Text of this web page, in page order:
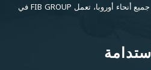
مكاتب وورش عمل متعددة في جميع أنحاء أوروبا، تعمل FIB GROUP في